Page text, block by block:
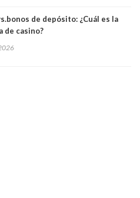
de depósito: ¿Cuál es la
de casino?